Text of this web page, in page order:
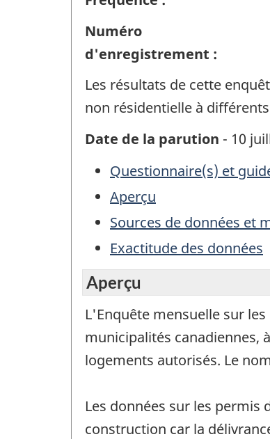
Numéro
d'enregistrement :
Les résultats de cette
non résidentielle à
Date de la parution - 10
Questionnaire(s) et
Aperçu
Sources de données et
Exactitude des données
Aperçu
L'Enquête mensuelle sur
municipalités canadiennes,
logements autorisés. Le
Les données sur les
construction car la